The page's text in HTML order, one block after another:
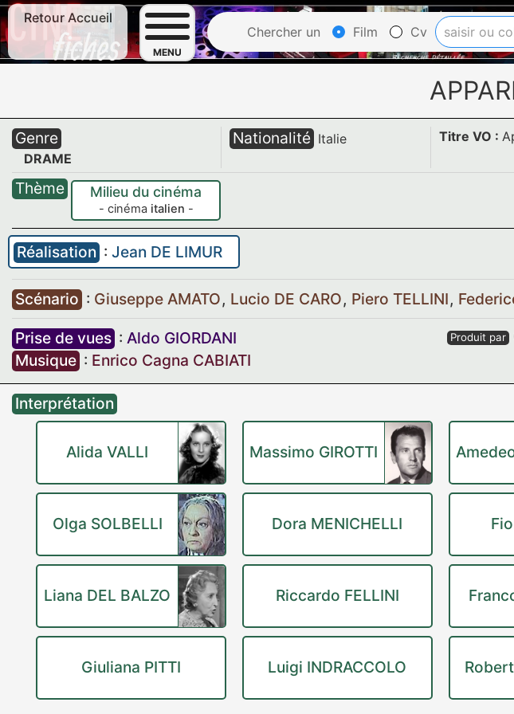
Retour Accueil
MENU
Chercher un Film Cv
Genre
DRAME
Nationalité Italie Titre VO :
Thème Milieu du cinéma
- cinéma italien -
Réalisation : Jean DE LIMUR
Scénario : Giuseppe AMATO, Lucio DE CARO, Piero TELLINI,
Prise de vues : Aldo GIORDANI
Musique : Enrico Cagna CABIATI
Produit par
Interprétation
Alida VALLI Massimo GIROTTI
Olga SOLBELLI Dora MENICHELLI
Liana DEL BALZO Riccardo FELLINI
Giuliana PITTI Luigi INDRACCOLO